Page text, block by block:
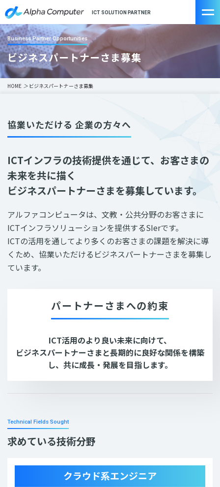
ICT SOLUTION PARTNER
Business Partner Opportunities
ビジネスパートナーさま募集
HOME ＞ ビジネスパートナーさま募集
協業いただける 企業の方々へ
ICTインフラの技術提供を通じて、お客さまの
未来を共に描く
ビジネスパートナーさまを募集しています。
アルファコンピュータは、文教・公共分野のお客さまに
ICTインフラソリューションを提供するSIerです。
ICTの活用を通してより多くのお客さまの課題を解決に導
くため、協業いただけるビジネスパートナーさまを募集し
ています。
パートナーさまへの約束
ICT活用のより良い未来に向けて、
ビジネスパートナーさまと長期的に良好な関係を構築
し、共に成長・発展を目指します。
Technical Fields Sought
求めている技術分野
クラウド系エンジニア